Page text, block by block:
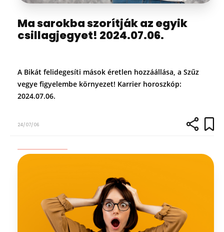
Ma sarokba szorítják az egyik
csillagjegyet! 2024.07.06.
A Bikát felidegesíti mások éretlen hozzáállása, a Szűz
vegye figyelembe környezet! Karrier horoszkóp:
2024.07.06.
24/07/06